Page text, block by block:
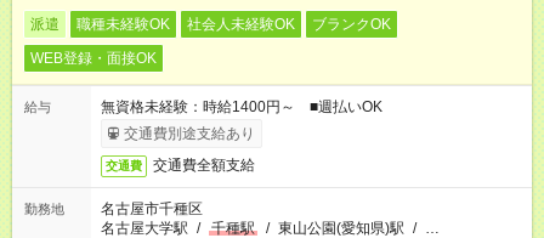
派遣 職種未経験OK 社会人未経験OK
ブランクOK
WEB登録・面接OK
給与
無資格未経験：時給1400円～ ■週払いOK
交通費別途支給あり
交通費 交通費全額支給
勤務地
名古屋市千種区
名古屋大学駅 / 千種駅 / 東山公園(愛知県)駅 / …